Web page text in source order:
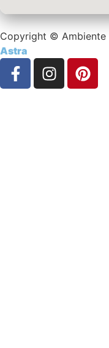
Copyright © Ambiente
Astra